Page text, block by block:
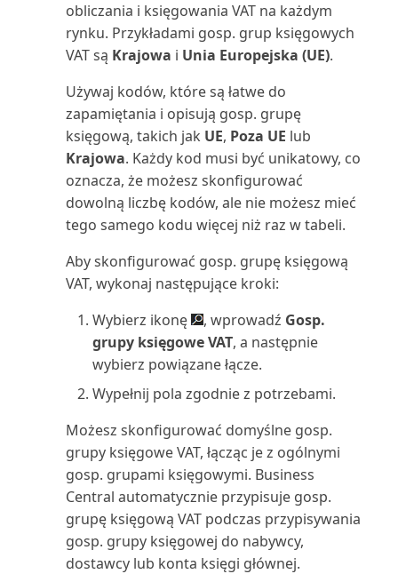
Wiekowanie zobowiązań
(raport)
(raport)
Wizyta konserwacyjna:
Planowanie (raport)
Wycena zapasów (raport)
Wyciąg nabywcy (raport)
Wyciąg rachunku
kosztów/budżet (raport)
Wydajność konserwacji (raport)
Wygasłe wiersze umów: Test
(raport)
Wyjątki VAT (raport)
Wykorzystanie zasobów (raport)
Wymiary zapasu: sumy (raport)
obliczania i księgowania VAT na każdym
rynku. Przykładami gosp. grup księgowych
VAT są Krajowa i Unia Europejska (UE).
Używaj kodów, które są łatwe do
zapamiętania i opisują gosp. grupę
księgową, takich jak UE, Poza UE lub
Krajowa. Każdy kod musi być unikatowy, co
oznacza, że możesz skonfigurować
dowolną liczbę kodów, ale nie możesz mieć
tego samego kodu więcej niż raz w tabeli.
Aby skonfigurować gosp. grupę księgową
VAT, wykonaj następujące kroki:
Wybierz ikonę
, wprowadź Gosp.
grupy księgowe VAT, a następnie
wybierz powiązane łącze.
Wypełnij pola zgodnie z potrzebami.
Możesz skonfigurować domyślne gosp.
grupy księgowe VAT, łącząc je z ogólnymi
gosp. grupami księgowymi. Business
Central automatycznie przypisuje gosp.
grupę księgową VAT podczas przypisywania
gosp. grupy księgowej do nabywcy,
dostawcy lub konta księgi głównej.